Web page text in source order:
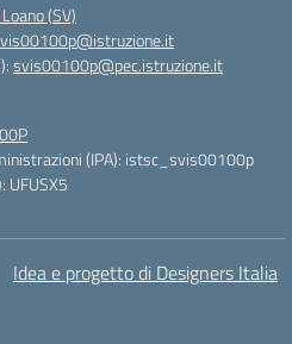
(SV)
svis00100p@pec.istruzione.it
(IPA): istsc_svis00100p
UFUSX5
Idea e progetto di Designers Italia